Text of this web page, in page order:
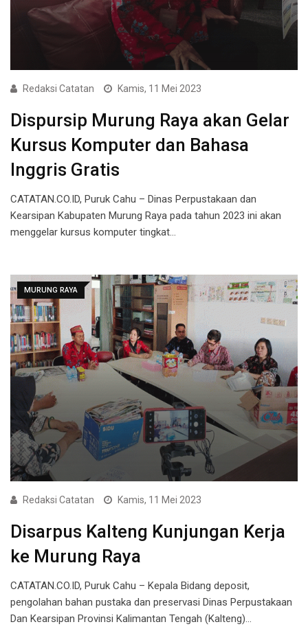
Redaksi Catatan Kamis, 11 Mei 2023
Dispursip Murung Raya akan Gelar
Kursus Komputer dan Bahasa
Inggris Gratis
CATATAN.CO.ID, Puruk Cahu – Dinas Perpustakaan dan
Kearsipan Kabupaten Murung Raya pada tahun 2023 ini akan
menggelar kursus komputer tingkat…
MURUNG RAYA
Redaksi Catatan Kamis, 11 Mei 2023
Disarpus Kalteng Kunjungan Kerja
ke Murung Raya
CATATAN.CO.ID, Puruk Cahu – Kepala Bidang deposit,
pengolahan bahan pustaka dan preservasi Dinas Perpustakaan
Dan Kearsipan Provinsi Kalimantan Tengah (Kalteng)…